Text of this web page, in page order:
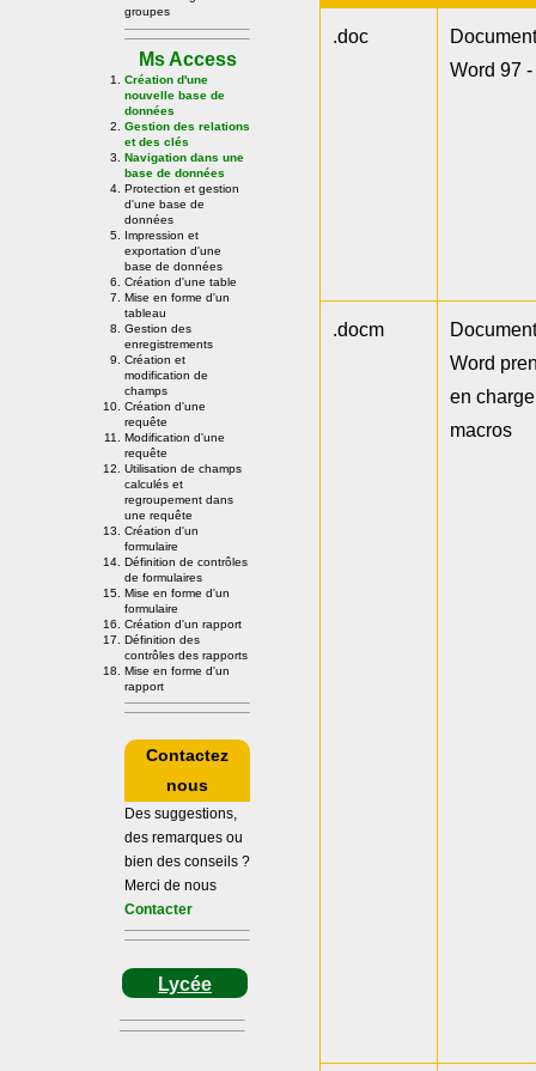
groupes
Ms Access
Création d'une
nouvelle base de
données
Gestion des relations
et des clés
Navigation dans une
base de données
Protection et gestion
d'une base de
données
Impression et
exportation d'une
base de données
Création d'une table
Mise en forme d'un
tableau
Gestion des
enregistrements
Création et
modification de
champs
Création d'une
requête
Modification d'une
requête
Utilisation de champs
calculés et
regroupement dans
une requête
Création d'un
formulaire
Définition de contrôles
de formulaires
Mise en forme d'un
formulaire
Création d'un rapport
Définition des
contrôles des rapports
Mise en forme d'un
rapport
Contactez
nous
Des suggestions,
des remarques ou
bien des conseils ?
Merci de nous
Contacter
Lycée
.doc
Word 97
.docm
Word
en
macros